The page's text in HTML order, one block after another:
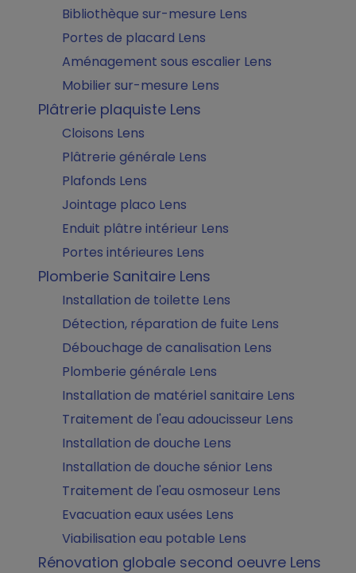
Bibliothèque sur-mesure Lens
Portes de placard Lens
Aménagement sous escalier Lens
Mobilier sur-mesure Lens
Plâtrerie plaquiste Lens
Cloisons Lens
Plâtrerie générale Lens
Plafonds Lens
Jointage placo Lens
Enduit plâtre intérieur Lens
Portes intérieures Lens
Plomberie Sanitaire Lens
Installation de toilette Lens
Détection, réparation de fuite Lens
Débouchage de canalisation Lens
Plomberie générale Lens
Installation de matériel sanitaire Lens
Traitement de l'eau adoucisseur Lens
Installation de douche Lens
Installation de douche sénior Lens
Traitement de l'eau osmoseur Lens
Evacuation eaux usées Lens
Viabilisation eau potable Lens
Rénovation globale second oeuvre Lens